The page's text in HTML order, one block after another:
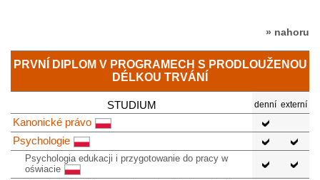
» nahoru
PRVNÍ DIPLOM V PROGRAMECH S PRODLOUŽENOU
DÉLKOU TRVÁNÍ
STUDIUM denní externí
Kanonické právo
Psychologie
Psychologia edukacji i przygotowanie do pracy w
oświacie